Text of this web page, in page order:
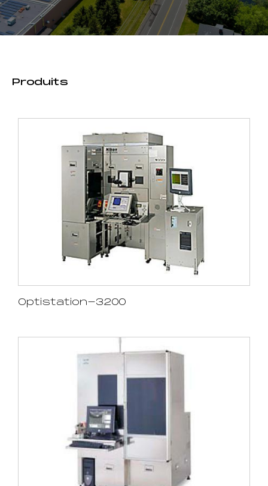
Produits
Optistation-3200